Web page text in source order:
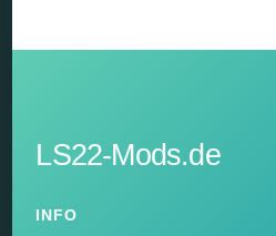
LS22-Mods.de
INFO